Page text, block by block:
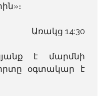
Առակց 14:30
է մարմնի
օգտակար է